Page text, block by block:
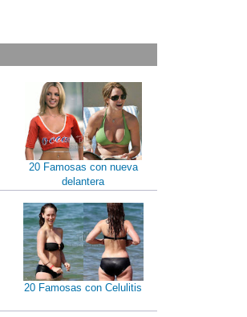
20 Famosas con nueva
delantera
20 Famosas con Celulitis